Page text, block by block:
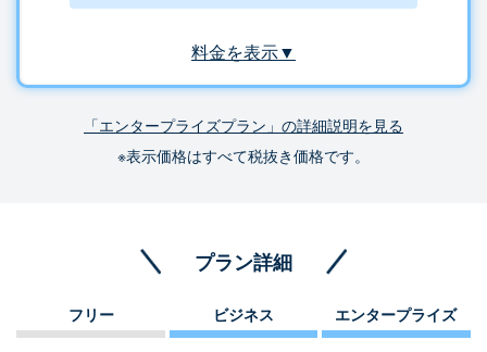
料金を表示▼
「エンタープライズプラン」の詳細説明を見る
※表示価格はすべて税抜き価格です。
プラン詳細
フリー ビジネス エンタープライズ